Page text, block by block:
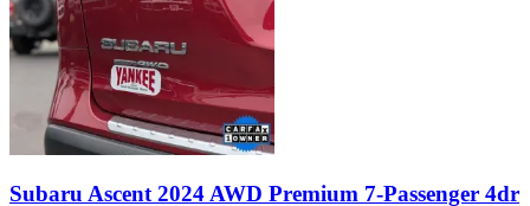
Subaru Ascent 2024 AWD Premium 7-Passenger 4dr